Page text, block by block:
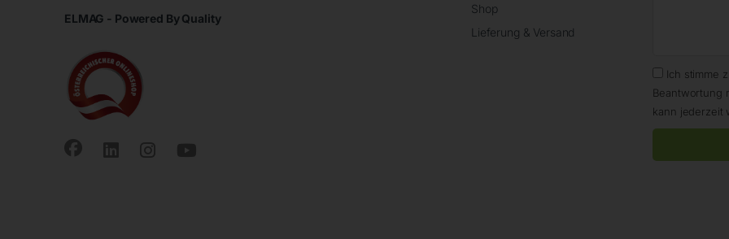
ELMAG - Powered By Quality
Shop
Lieferung & Versand
Ich stimme
Beantwortung
kann jederzeit